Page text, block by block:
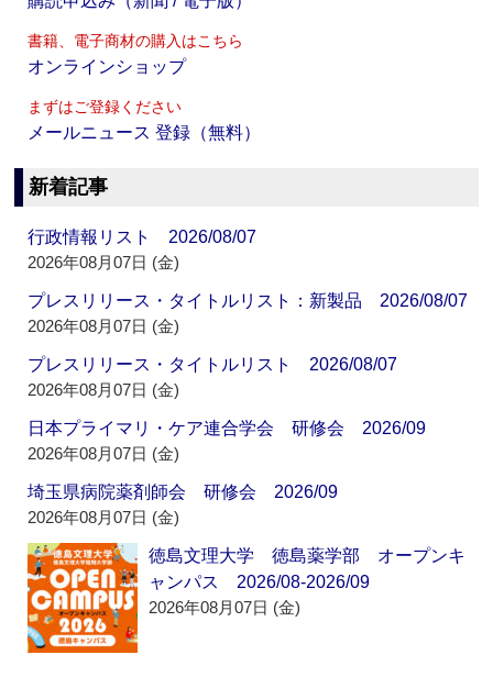
書籍、電子商材の購入はこちら
オンラインショップ
まずはご登録ください
メールニュース 登録（無料）
新着記事
行政情報リスト 2026/08/07
2026年08月07日 (金)
プレスリリース・タイトルリスト：新製品 2026/08/07
2026年08月07日 (金)
プレスリリース・タイトルリスト 2026/08/07
2026年08月07日 (金)
日本プライマリ・ケア連合学会 研修会 2026/09
2026年08月07日 (金)
埼玉県病院薬剤師会 研修会 2026/09
2026年08月07日 (金)
徳島文理大学 徳島薬学部 オープンキ
ャンパス 2026/08-2026/09
2026年08月07日 (金)